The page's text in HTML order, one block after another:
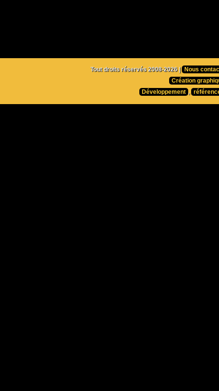
Tout droits réservés 2008-2026 |
Nous
Création
Développement ,